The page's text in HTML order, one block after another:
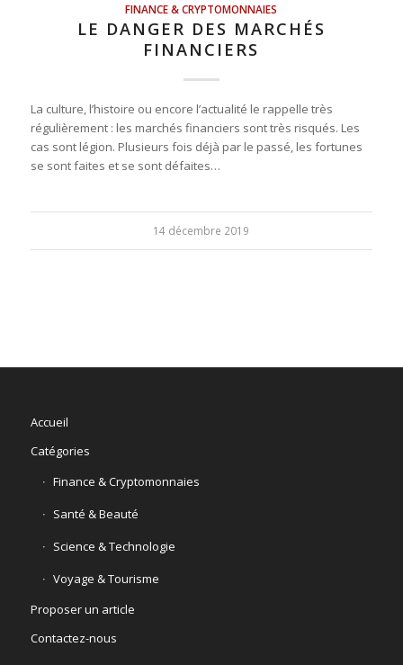
FINANCE & CRYPTOMONNAIES
LE DANGER DES MARCHÉS
FINANCIERS
La culture, l’histoire ou encore l’actualité le rappelle très
régulièrement : les marchés financiers sont très risqués. Les
cas sont légion. Plusieurs fois déjà par le passé, les fortunes
se sont faites et se sont défaites…
14 décembre 2019
Accueil
Catégories
Finance & Cryptomonnaies
Santé & Beauté
Science & Technologie
Voyage & Tourisme
Proposer un article
Contactez-nous